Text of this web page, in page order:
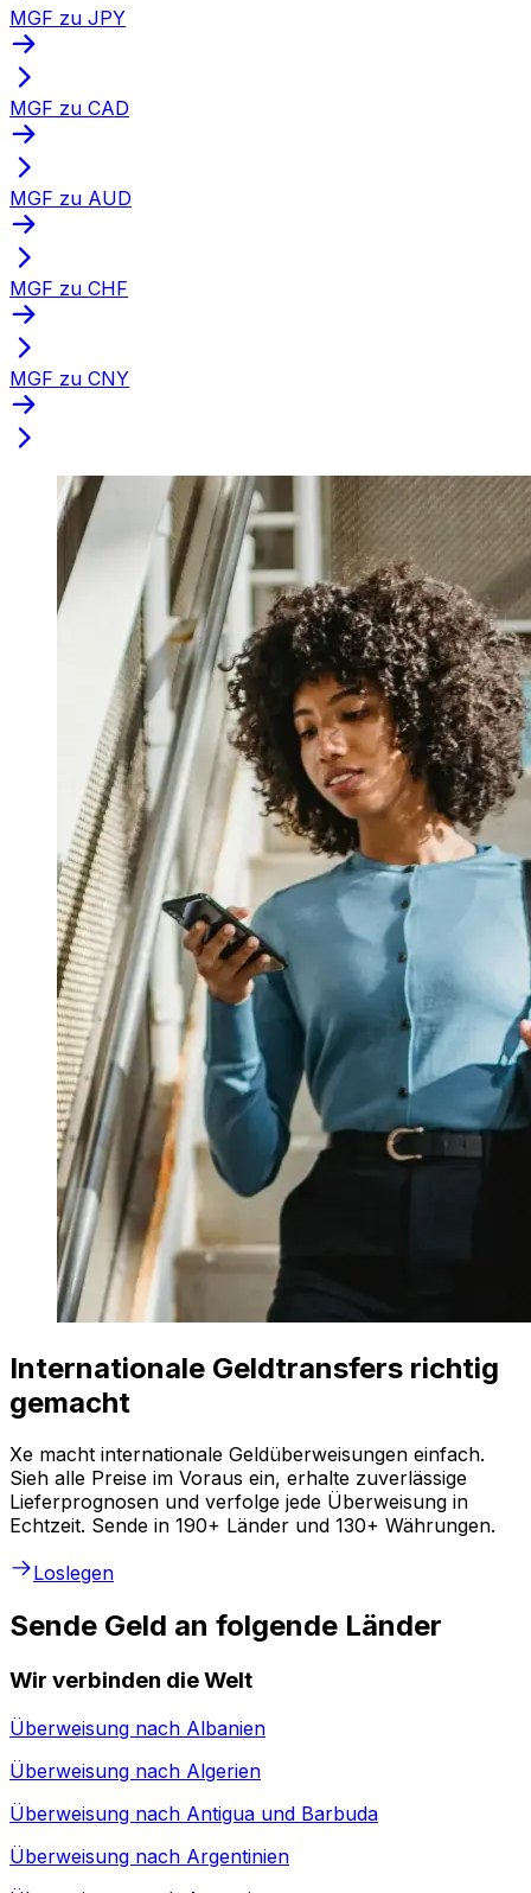
MGF zu JPY
MGF zu CAD
MGF zu AUD
MGF zu CHF
MGF zu CNY
Internationale Geldtransfers richtig
gemacht
Xe macht internationale Geldüberweisungen einfach.
Sieh alle Preise im Voraus ein, erhalte zuverlässige
Lieferprognosen und verfolge jede Überweisung in
Echtzeit. Sende in 190+ Länder und 130+ Währungen.
Loslegen
Sende Geld an folgende Länder
Wir verbinden die Welt
Überweisung nach Albanien
Überweisung nach Algerien
Überweisung nach Antigua und Barbuda
Überweisung nach Argentinien